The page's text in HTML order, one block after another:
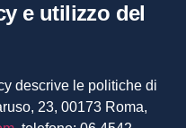
e utilizzo del
descrive le politiche di
23, 00173 Roma,